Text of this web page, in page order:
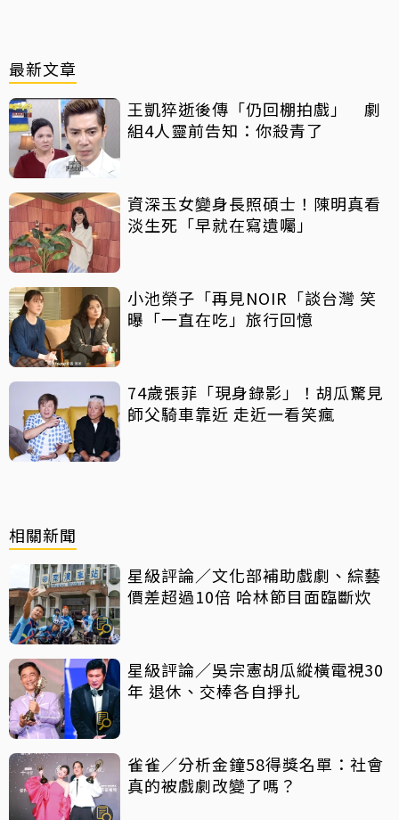
最新文章
王凱猝逝後傳「仍回棚拍戲」 劇
組4人靈前告知：你殺青了
資深玉女變身長照碩士！陳明真看
淡生死「早就在寫遺囑」
小池榮子「再見NOIR「談台灣 笑
曝「一直在吃」旅行回憶
74歲張菲「現身錄影」！胡瓜驚見
師父騎車靠近 走近一看笑瘋
相關新聞
星級評論／文化部補助戲劇、綜藝
價差超過10倍 哈林節目面臨斷炊
星級評論／吳宗憲胡瓜縱橫電視30
年 退休、交棒各自掙扎
雀雀／分析金鐘58得獎名單：社會
真的被戲劇改變了嗎？